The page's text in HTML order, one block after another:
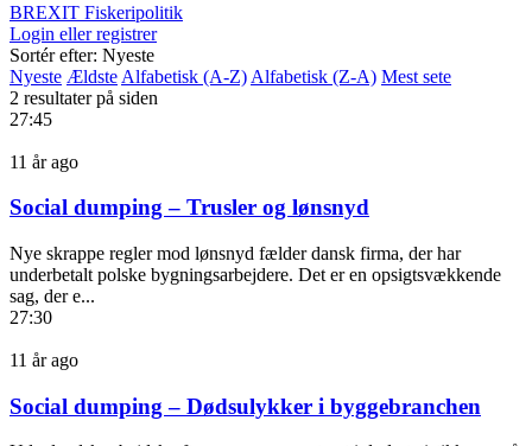
BREXIT Fiskeripolitik
Login eller registrer
Sortér efter: Nyeste
Nyeste Ældste Alfabetisk (A-Z) Alfabetisk (Z-A) Mest sete
2 resultater på siden
27:45
11 år ago
Social dumping – Trusler og lønsnyd
Nye skrappe regler mod lønsnyd fælder dansk firma, der har
underbetalt polske bygningsarbejdere. Det er en opsigtsvækkende
sag, der e...
27:30
11 år ago
Social dumping – Dødsulykker i byggebranchen